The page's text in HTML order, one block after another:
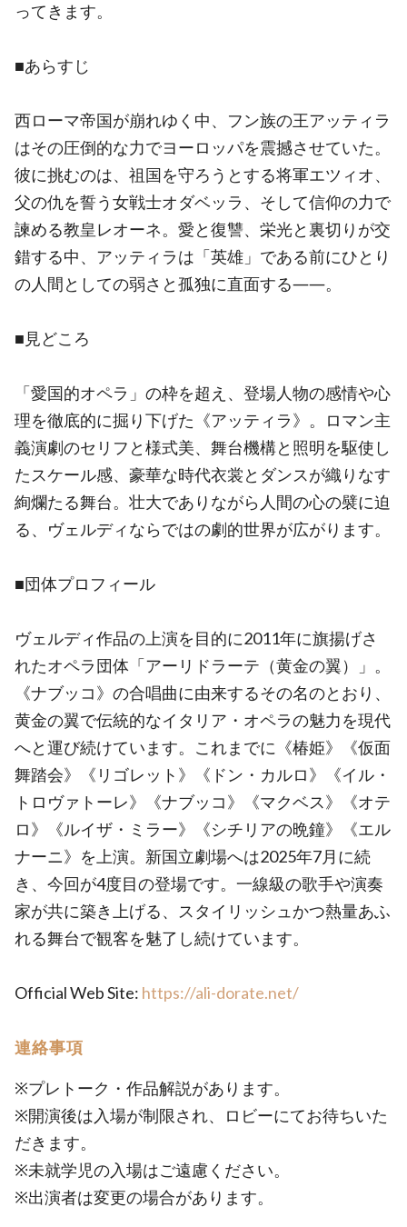
ってきます。
■あらすじ
西ローマ帝国が崩れゆく中、フン族の王アッティラ
はその圧倒的な力でヨーロッパを震撼させていた。
彼に挑むのは、祖国を守ろうとする将軍エツィオ、
父の仇を誓う女戦士オダベッラ、そして信仰の力で
諫める教皇レオーネ。愛と復讐、栄光と裏切りが交
錯する中、アッティラは「英雄」である前にひとり
の人間としての弱さと孤独に直面する――。
■見どころ
「愛国的オペラ」の枠を超え、登場人物の感情や心
理を徹底的に掘り下げた《アッティラ》。ロマン主
義演劇のセリフと様式美、舞台機構と照明を駆使し
たスケール感、豪華な時代衣裳とダンスが織りなす
絢爛たる舞台。壮大でありながら人間の心の襞に迫
る、ヴェルディならではの劇的世界が広がります。
■団体プロフィール
ヴェルディ作品の上演を目的に2011年に旗揚げさ
れたオペラ団体「アーリドラーテ（黄金の翼）」。
《ナブッコ》の合唱曲に由来するその名のとおり、
黄金の翼で伝統的なイタリア・オペラの魅力を現代
へと運び続けています。これまでに《椿姫》《仮面
舞踏会》《リゴレット》《ドン・カルロ》《イル・
トロヴァトーレ》《ナブッコ》《マクベス》《オテ
ロ》《ルイザ・ミラー》《シチリアの晩鐘》《エル
ナーニ》を上演。新国立劇場へは2025年7月に続
き、今回が4度目の登場です。一線級の歌手や演奏
家が共に築き上げる、スタイリッシュかつ熱量あふ
れる舞台で観客を魅了し続けています。
Official Web Site: https://ali-dorate.net/
連絡事項
※プレトーク・作品解説があります。
※開演後は入場が制限され、ロビーにてお待ちいた
だきます。
※未就学児の入場はご遠慮ください。
※出演者は変更の場合があります。